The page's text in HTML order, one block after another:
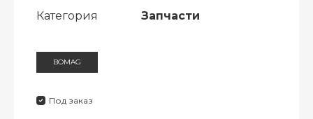
Категория Запчасти
BOMAG
Под заказ